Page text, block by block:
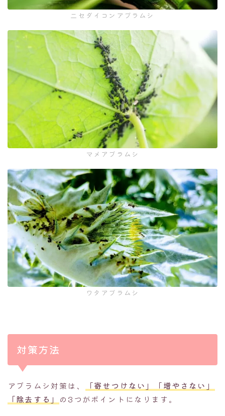
二セダイコンアブラムシ
マメアブラムシ
ワタアブラムシ
対策方法
アブラムシ対策は、
「寄せつけない」「増やさない」
「除去する」 の3つがポイントになります。